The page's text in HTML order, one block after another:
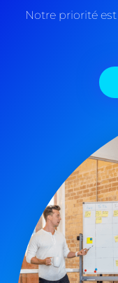
Notre priorité